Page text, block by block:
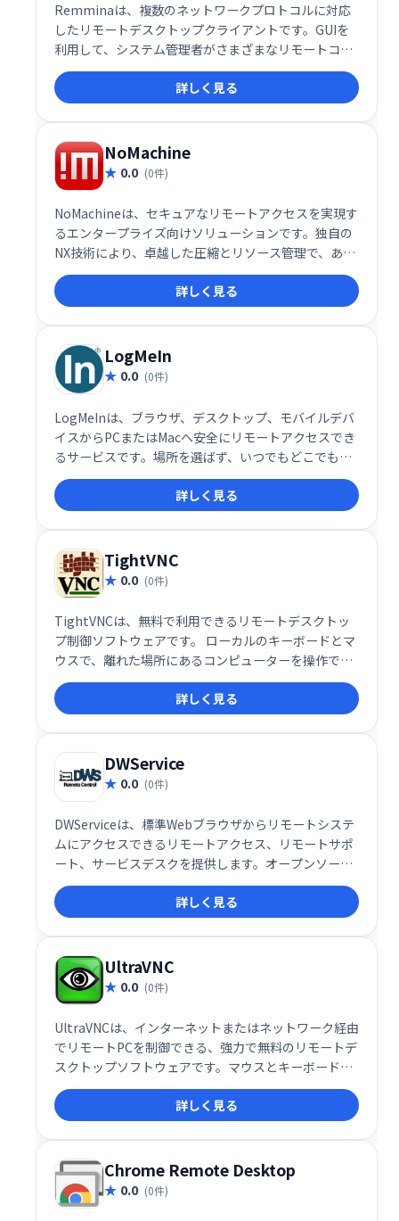
Remminaは、複数のネットワークプロトコルに対応
したリモートデスクトップクライアントです。GUIを
利用して、システム管理者がさまざまなリモートコン
ピューターを簡単に操作できます。柔軟で一貫したユ
ーザーインターフェイスを提供することで、複数のデ
バイスを効率的に管理するのに役立ちます。
詳しく見る
NoMachine
0.0 (0件)
NoMachineは、セキュアなリモートアクセスを実現す
るエンタープライズ向けソリューションです。独自の
NX技術により、卓越した圧縮とリソース管理で、あら
ゆるOS、あらゆるグラフィカルアプリケーションを、
あらゆるネットワーク接続環境で実行可能です。デス
クトップ仮想化やホスト型デスクトップ展開にも対応
し、高いパフォーマンスと安定性を提供します。
詳しく見る
LogMeIn
0.0 (0件)
LogMeInは、ブラウザ、デスクトップ、モバイルデバ
イスからPCまたはMacへ安全にリモートアクセスでき
るサービスです。場所を選ばず、いつでもどこでもパ
ソコンにアクセスし、作業を継続できます。迅速かつ
簡単な操作で、高い利便性を実現します。
詳しく見る
TightVNC
0.0 (0件)
TightVNCは、無料で利用できるリモートデスクトッ
プ制御ソフトウェアです。 ローカルのキーボードとマ
ウスで、離れた場所にあるコンピューターを操作でき
ます。まるで目の前にあるかのように、リモートコン
ピューターのデスクトップを制御し、作業効率を向上
させましょう。
詳しく見る
DWService
0.0 (0件)
DWServiceは、標準Webブラウザからリモートシステ
ムにアクセスできるリモートアクセス、リモートサポ
ート、サービスデスクを提供します。オープンソース
のクライアントを採用し、手軽にリモート作業を実
現。システム管理やサポート業務の効率化に貢献しま
す。
詳しく見る
UltraVNC
0.0 (0件)
UltraVNCは、インターネットまたはネットワーク経由
でリモートPCを制御できる、強力で無料のリモートデ
スクトップソフトウェアです。マウスとキーボードで
操作でき、まるで目の前にあるかのように作業できま
す。コンピュータサポートにも最適で、顧客のPCに迅
速にアクセスし、問題を遠隔で解決できます。
SingleClickアドオンを使えば、顧客側の事前設定も不
要です。
詳しく見る
Chrome Remote Desktop
0.0 (0件)